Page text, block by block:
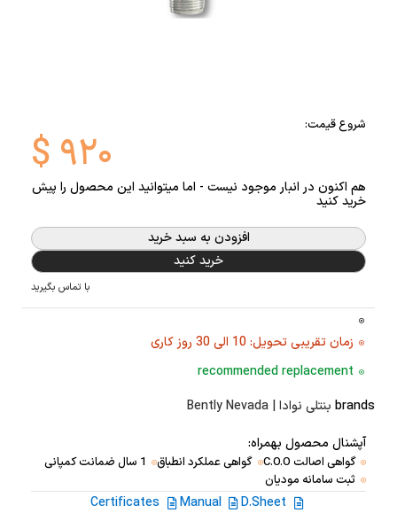
شروع قیمت:
$ ۹۲۰
هم اکنون در انبار موجود نیست - اما میتوانید این محصول را پیش
خرید کنید
افزودن به سبد خرید
خرید کنید
با تماس بگیرید
زمان تقریبی تحویل: 10 الی 30 روز کاری
recommended replacement
brands بنتلی نوادا | Bently Nevada
آپشنال محصول بهمراه:
گواهی اصالت C.O.O گواهی عملکرد انطباق
1 سال ضمانت کمپانی
ثبت سامانه مودیان
D.Sheet
Manual
Certificates